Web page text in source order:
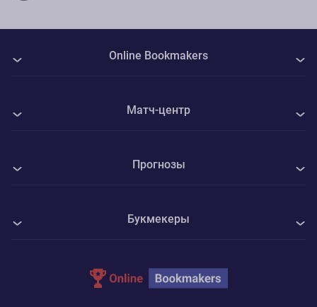
Букмекеры
Parimatch
Прогнозы
Хоккей
Матч-центр
Камаз Н-Ч - Волга Ульяновск
Ротор - Челябинск
Online Bookmakers
Контакты
Конфиденциальность